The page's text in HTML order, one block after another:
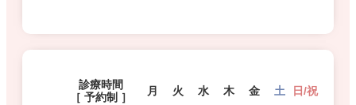
診療時間
［ 予約制 ］
月 火 水 木 金 土 日/祝